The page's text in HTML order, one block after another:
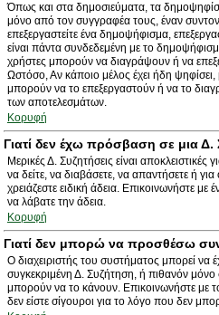
Όπως και στα δημοσιεύματα, τα
μόνο από τον συγγραφέα τους, έναν
επεξεργαστείτε ένα δημοψήφισμα,
είναι πάντα συνδεδεμένη με το
χρήστες μπορούν να διαγράψουν ή να
Ωστόσο, Αν κάποιο μέλος έχει ήδη ψηφίσει,
μπορούν να το επεξεργαστούν ή να το
των αποτελεσμάτων.
Κορυφή
Γιατί δεν έχω πρόσβαση σε μια Δ.
Μερικές Δ. Συζητήσεις είναι αποκλειστικές
να δείτε, να διαβάσετε, να απαντήσετε ή
χρειάζεστε ειδική άδεια. Επικοινωνήστε με
να λάβατε την άδεια.
Κορυφή
Γιατί δεν μπορώ να προσθέσω
Ο διαχειριστής του συστήματος μπορεί να
συγκεκριμένη Δ. Συζήτηση, ή πιθανόν
μπορούν να το κάνουν. Επικοινωνήστε με
δεν είστε σίγουροι για το λόγο που δεν